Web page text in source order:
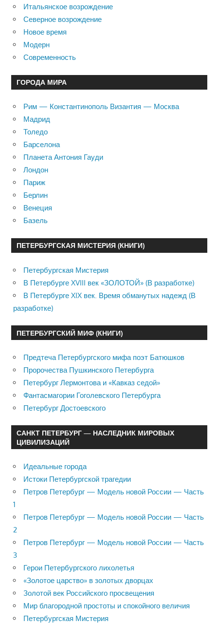
Итальянское возрождение
Северное возрождение
Новое время
Модерн
Современность
ГОРОДА МИРА
Рим — Константинополь Византия — Москва
Мадрид
Толедо
Барселона
Планета Антония Гауди
Лондон
Париж
Берлин
Венеция
Базель
ПЕТЕРБУРГСКАЯ МИСТЕРИЯ (КНИГИ)
Петербургская Мистерия
В Петербурге XVIII век «ЗОЛОТОЙ» (В разработке)
В Петербурге XIX век. Время обманутых надежд (В
разработке)
ПЕТЕРБУРГСКИЙ МИФ (КНИГИ)
Предтеча Петербургского мифа поэт Батюшков
Пророчества Пушкинского Петербурга
Петербург Лермонтова и «Кавказ седой»
Фантасмагории Гоголевского Петербурга
Петербург Достоевского
САНКТ ПЕТЕРБУРГ — НАСЛЕДНИК МИРОВЫХ
ЦИВИЛИЗАЦИЙ
Идеальные города
Истоки Петербургской трагедии
Петров Петербург — Модель новой России — Часть
1
Петров Петербург — Модель новой России — Часть
2
Петров Петербург — Модель новой России — Часть
3
Герои Петербургского лихолетья
«Золотое царство» в золотых дворцах
Золотой век Российского просвещения
Мир благородной простоты и спокойного величия
Петербургская Мистерия